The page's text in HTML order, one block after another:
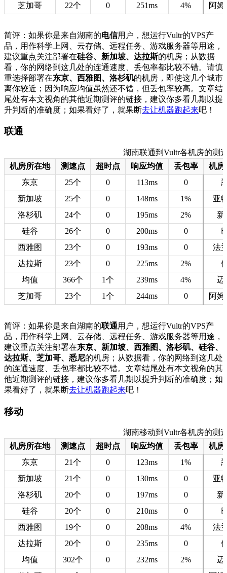
芝加哥
22个 0 251ms 4% 阿
简评：如果你是来自湖南的电信用户，想运行Vultr的VPS产
品，用作科学上网、云存储、远程任务、游戏服务器等用途，
建议重点关注部署在硅谷、新加坡、达拉斯的机房；从数据
看，你的网络到这几处的连通速度、丢包率都比较不错。请慎
重选择部署在东京、西雅图、洛杉矶的机房，即使这几个城市
离你较近；因为响应均值虽然还不错，但丢包率较高。文章结
尾处有本文视角的其他近期测评的链接，建议你多看几期以提
升判断的准确度；如果看好了，就果断去让机器跑起来吧！
联通
湖南联通到Vultr各机房的测
机房所在地
测速点 超时点 响应均值 丢包率
机房
东京
25个 0 113ms 0
新加坡
25个 0 148ms 1%
亚
洛杉矶
24个 0 195ms 2%
新
硅谷
26个 0 200ms 0
西雅图
23个 0 193ms 0
法
达拉斯
23个 0 225ms 2%
均值
366个 1个 239ms 4%
迈
芝加哥
23个 1个 244ms 0 阿
简评：如果你是来自湖南的联通用户，想运行Vultr的VPS产
品，用作科学上网、云存储、远程任务、游戏服务器等用途，
建议重点关注部署在东京、新加坡、西雅图、洛杉矶、硅谷、
达拉斯、芝加哥、悉尼的机房；从数据看，你的网络到这几处
的连通速度、丢包率都比较不错。文章结尾处有本文视角的其
他近期测评的链接，建议你多看几期以提升判断的准确度；如
果看好了，就果断去让机器跑起来吧！
移动
湖南移动到Vultr各机房的测
机房所在地
测速点 超时点 响应均值 丢包率
机房
东京
21个 0 123ms 1%
新加坡
21个 0 130ms 0
亚
洛杉矶
20个 0 197ms 0
新
硅谷
20个 0 210ms 0
西雅图
19个 0 208ms 4%
法
达拉斯
20个 0 235ms 0
均值
302个 0 232ms 2%
迈